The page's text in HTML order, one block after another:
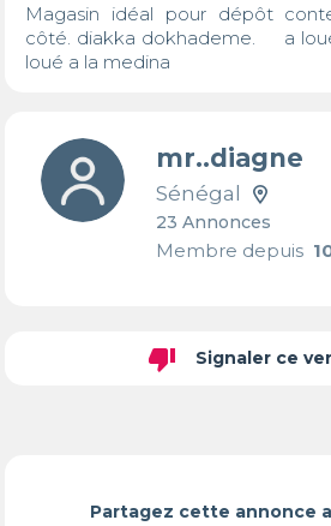
Magasin idéal pour dépôt
côté. diakka dokhademe.     a
loué a la medina
mr..diagne
Sénégal
23 Annonces
Membre depuis
thumb_down Signaler ce
Partagez cette annonce